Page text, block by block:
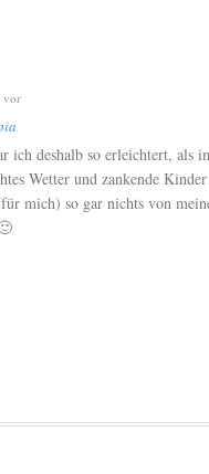
vor
ich deshalb so erleichtert, als
Wetter und zankende
mich) so gar nichts von